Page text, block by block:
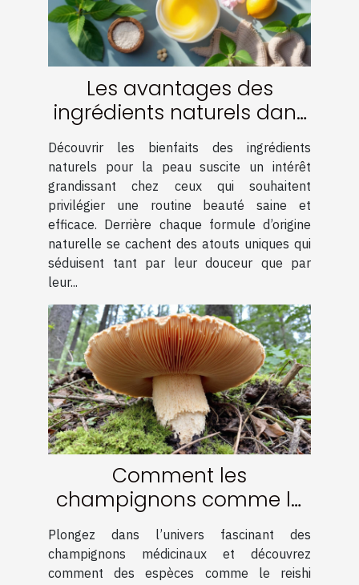
Les avantages des
ingrédients naturels dans
les soins de la peau
Découvrir les bienfaits des ingrédients
naturels pour la peau suscite un intérêt
grandissant chez ceux qui souhaitent
privilégier une routine beauté saine et
efficace. Derrière chaque formule d’origine
naturelle se cachent des atouts uniques qui
séduisent tant par leur douceur que par
leur...
Comment les
champignons comme le
reishi renforcent le
système immunitaire
Plongez dans l’univers fascinant des
champignons médicinaux et découvrez
comment des espèces comme le reishi